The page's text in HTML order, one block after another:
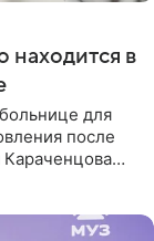
находится в
для
после
Караченцова